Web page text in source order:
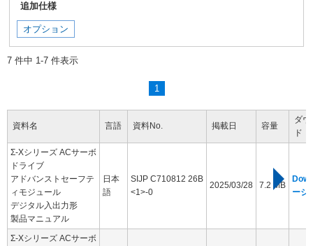
追加仕様
オプション
7 件中 1-7 件表示
1
資料名 言語 資料No. 掲載日 容量
ダウ
ド
Σ-Xシリーズ ACサーボ
ドライブ
アドバンストセーフテ
ィモジュール
デジタル入出力形
製品マニュアル
日本
語
SIJP C710812 26B
<1>-0
2025/03/28 7.2 MB
ージ
Σ-Xシリーズ ACサーボ